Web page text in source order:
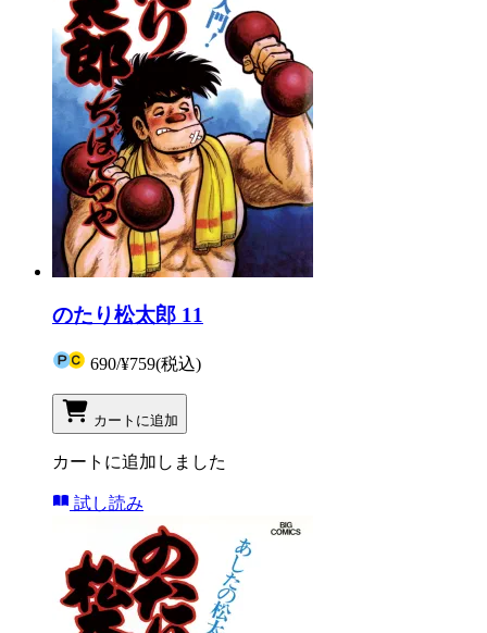
のたり松太郎 11
690/¥759(税込)
カートに追加
カートに追加しました
試し読み